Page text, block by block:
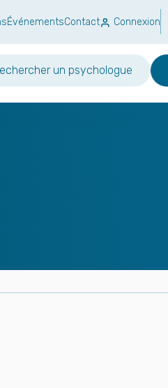
ÉvénementsContact Connexion
un psychologue